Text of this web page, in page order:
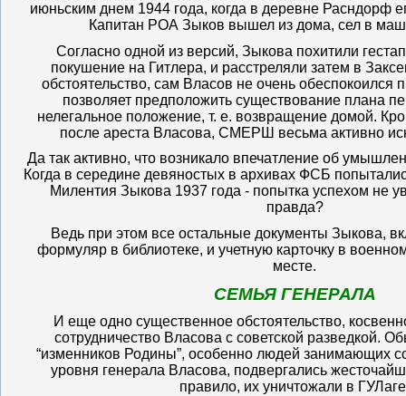
июньским днем 1944 года, когда в деревне Расндорф
Капитан РОА Зыков вышел из дома, сел в
Согласно одной из версий, Зыкова похитили
покушение на Гитлера, и расстреляли затем в
обстоятельство, сам Власов не очень обеспокоился
позволяет предположить существование плана
нелегальное положение, т. е. возвращение домой.
после ареста Власова, СМЕРШ весьма активно
Да так активно, что возникало впечатление об
Когда в середине девяностых в архивах ФСБ
Милентия Зыкова 1937 года - попытка успехом не
правда?
Ведь при этом все остальные документы Зыкова,
формуляр в библиотеке, и учетную карточку в
месте.
СЕМЬЯ ГЕНЕРАЛА
И еще одно существенное обстоятельство,
сотрудничество Власова с советской разведкой.
“изменников Родины”, особенно людей занимающих
уровня генерала Власова, подвергались
правило, их уничтожали в